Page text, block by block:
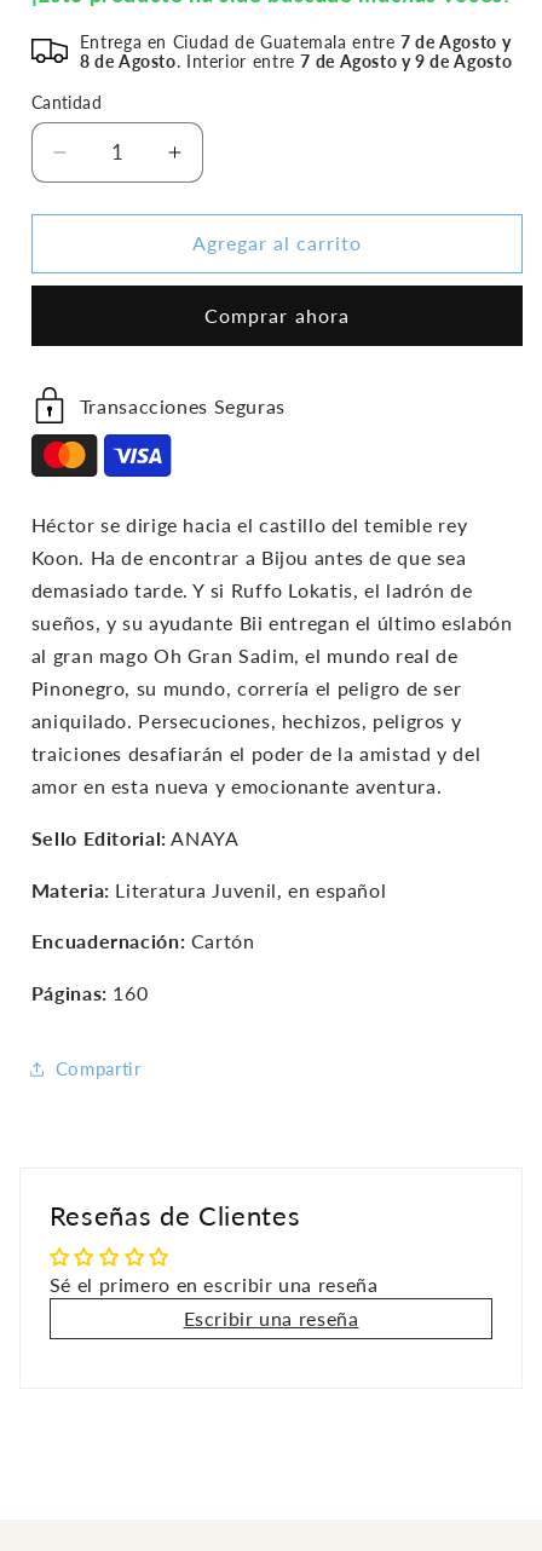
Entrega en Ciudad de Guatemala entre7 de Agosto y
8 de Agosto. Interior entre7 de Agosto y 9 de Agosto
Cantidad
Reducir
cantidad
para
Vendedor
Aumentar
cantidad
para
*el
Vendedor
Humo
Agregar al carrito
Comprar ahora
Transacciones Seguras
Héctor se dirige hacia el castillo del temible rey
Koon. Ha de encontrar a Bijou antes de que sea
demasiado tarde. Y si Ruffo Lokatis, el ladrón de
sueños, y su ayudante Bii entregan el último eslabón
al gran mago Oh Gran Sadim, el mundo real de
Pinonegro, su mundo, correría el peligro de ser
aniquilado. Persecuciones, hechizos, peligros y
traiciones desafiarán el poder de la amistad y del
amor en esta nueva y emocionante aventura.
Sello Editorial: ANAYA
Materia: Literatura Juvenil, en español
Encuadernación: Cartón
Páginas: 160
Compartir
Reseñas de Clientes
Sé el primero en escribir una reseña
Escribir una reseña